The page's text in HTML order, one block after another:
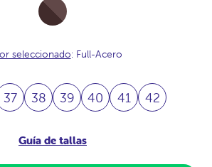
Full-
Cocoa
seleccionado: Full-Acero
37 38 39 40 41 42
Guía de tallas